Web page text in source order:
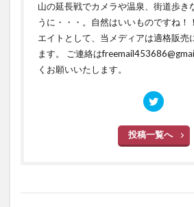
山の延長戦でカメラや温泉、街道歩き
うに・・・。自然はいいものですね！
エイトとして、当メディアは適格販売
ます。 ご連絡は
くお願いいたします。
投稿一覧へ